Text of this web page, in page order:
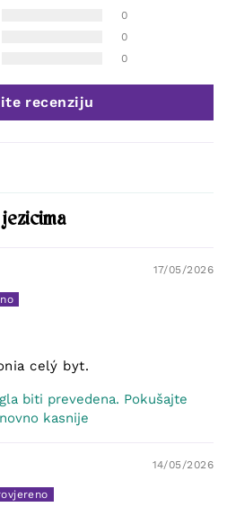
0
0
0
recenziju
17/05/2026
celý byt.
biti prevedena. Pokušajte
kasnije
14/05/2026